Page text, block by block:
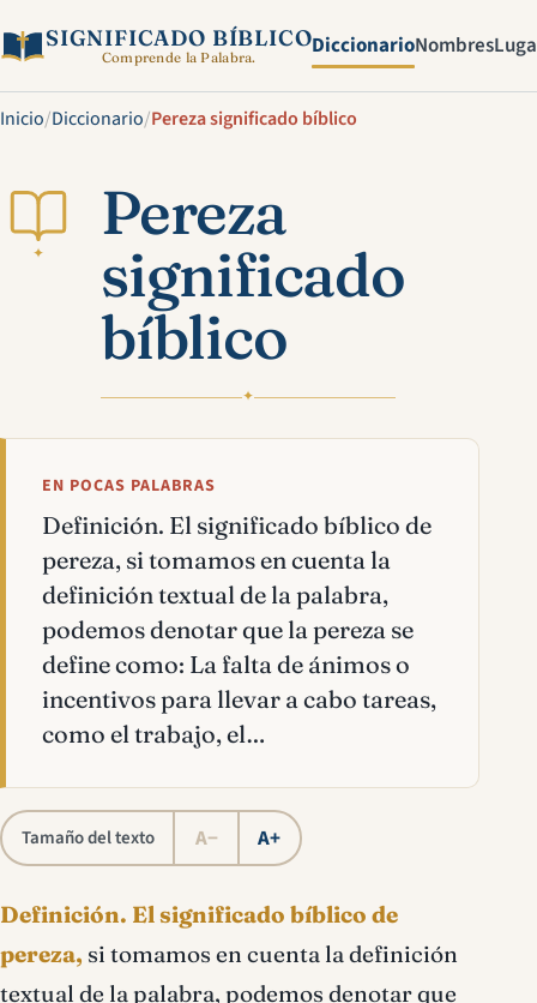
SIGNIFICADO BÍBLICO
Comprende la Palabra. DiccionarioNombres
Inicio/Diccionario/Pereza significado bíblico
✦
Pereza
significado
bíblico
✦
EN POCAS PALABRAS
Definición. El significado bíblico de
pereza, si tomamos en cuenta la
definición textual de la palabra,
podemos denotar que la pereza se
define como: La falta de ánimos o
incentivos para llevar a cabo tareas,
como el trabajo, el…
Tamaño del texto A− A+
Definición. El significado bíblico de
pereza, si tomamos en cuenta la definición
textual de la palabra, podemos denotar que